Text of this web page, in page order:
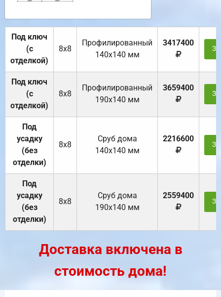
Под ключ
(с
отделкой)
8х8
Профилированный
140х140 мм
3417400
Под ключ
(с
отделкой)
8х8
Профилированный
190х140 мм
3659400
Под
усадку
(без
отделки)
8х8
Cруб дома
140х140 мм
2216600
Под
усадку
(без
отделки)
8х8
Cруб дома
190х140 мм
2559400
Доставка включена в
стоимость дома!